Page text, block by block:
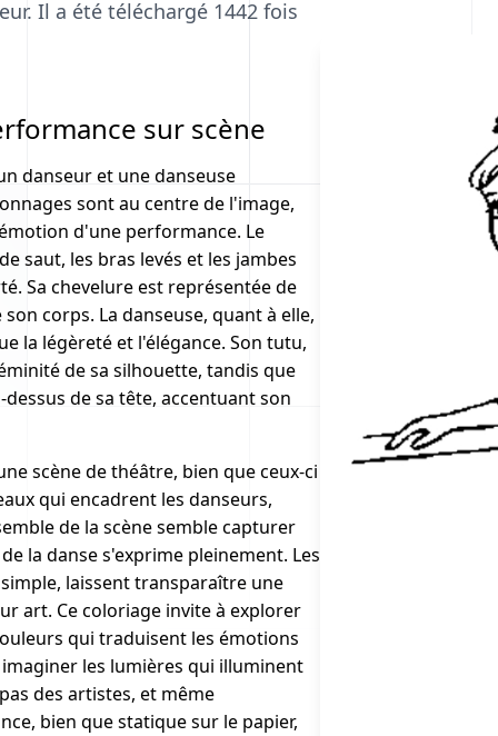
Il a été téléchargé 1442 fois
sur scène
danseur et une danseuse
sont au centre de l'image,
d'une performance. Le
saut, les bras levés et les jambes
Sa chevelure est représentée de
corps. La danseuse, quant à elle,
la légèreté et l'élégance. Son tutu,
de sa silhouette, tandis que
de sa tête, accentuant son
scène de théâtre, bien que ceux-ci
qui encadrent les danseurs,
de la scène semble capturer
la danse s'exprime pleinement. Les
laissent transparaître une
art. Ce coloriage invite à explorer
qui traduisent les émotions
les lumières qui illuminent
des artistes, et même
bien que statique sur le papier,